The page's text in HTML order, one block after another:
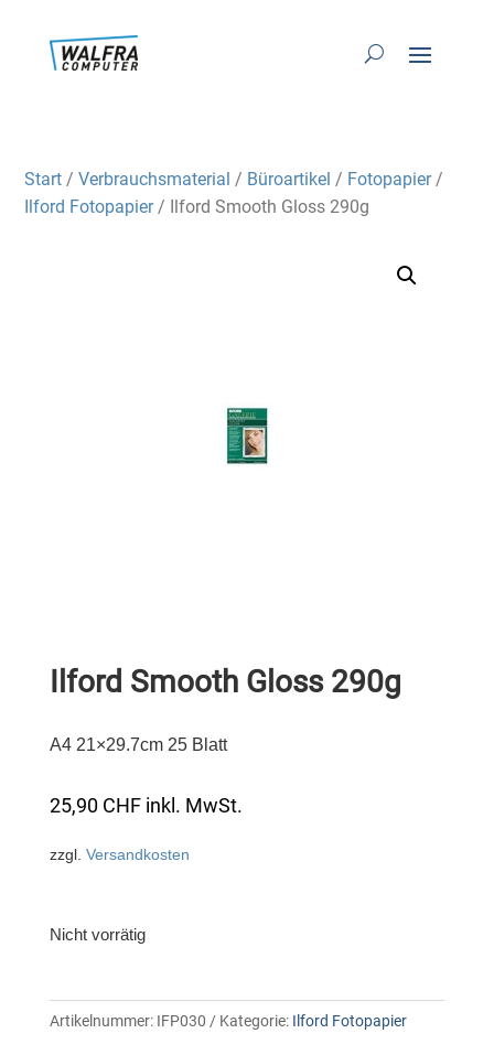
Start /Verbrauchsmaterial / Büroartikel / Fotopapier/
Ilford Fotopapier/ Ilford Smooth Gloss 290g
Ilford Smooth Gloss 290g
A4 21×29.7cm 25 Blatt
25,90 CHF inkl. MwSt.
zzgl. Versandkosten
Nicht vorrätig
Artikelnummer: IFP030 Kategorie: Ilford Fotopapier